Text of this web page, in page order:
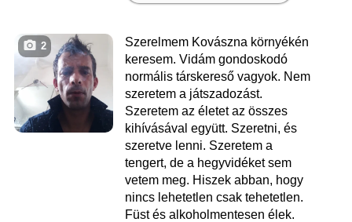
2
Szerelmem Kovászna környékén
keresem. Vidám gondoskodó
normális társkereső vagyok. Nem
szeretem a játszadozást.
Szeretem az életet az összes
kihívásával együtt. Szeretni, és
szeretve lenni. Szeretem a
tengert, de a hegyvidéket sem
vetem meg. Hiszek abban, hogy
nincs lehetetlen csak tehetetlen.
Füst és alkoholmentesen élek.